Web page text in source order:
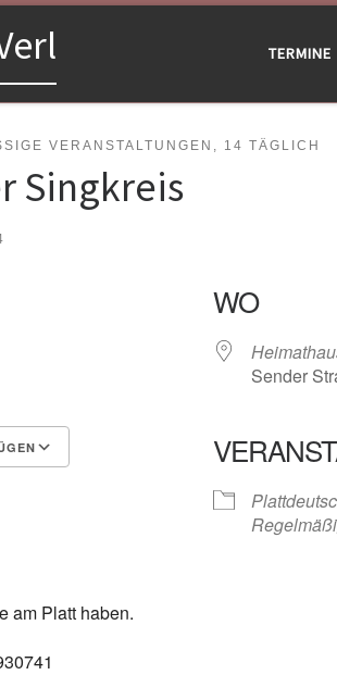
TERMINE
VERANSTALTUNGEN, 14 TÄGLICH
Singkreis
Google Kalender
WO
Sender
am Platt haben.